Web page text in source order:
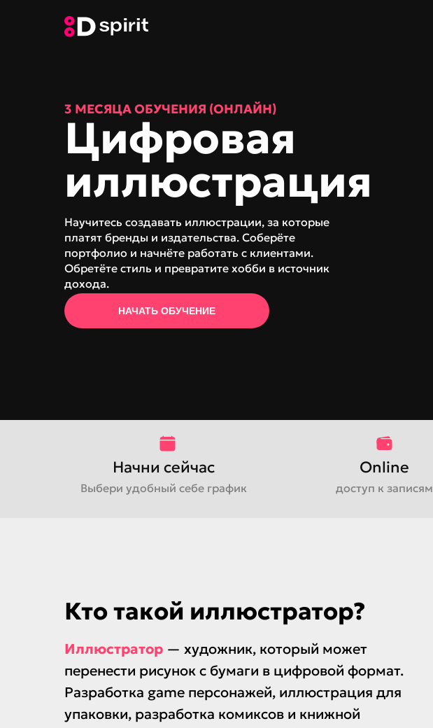
Цифровая
иллюстрация
Научитесь создавать иллюстрации, за которые
платят бренды и издательства. Соберёте
портфолио и начнёте работать с клиентами.
Обретёте стиль и превратите хобби в источник
дохода.
3 МЕСЯЦА ОБУЧЕНИЯ (ОНЛАЙН)
НАЧАТЬ ОБУЧЕНИЕ
Начни сейчас
Выбери удобный себе график
Online
доступ к записям
Иллюстратор — художник, который может
перенести рисунок с бумаги в цифровой формат.
Разработка game персонажей, иллюстрация для
упаковки, разработка комиксов и книжной
Кто такой иллюстратор?